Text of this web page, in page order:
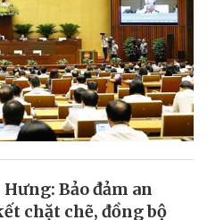
Bảo đảm an
chặt chẽ, đồng bộ